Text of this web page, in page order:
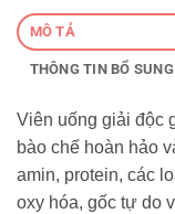
MÔ TẢ
THÔNG TIN BỔ SUNG
Viên uống giải độc
bào chế hoàn hảo
amin, protein, các
oxy hóa, gốc tự do